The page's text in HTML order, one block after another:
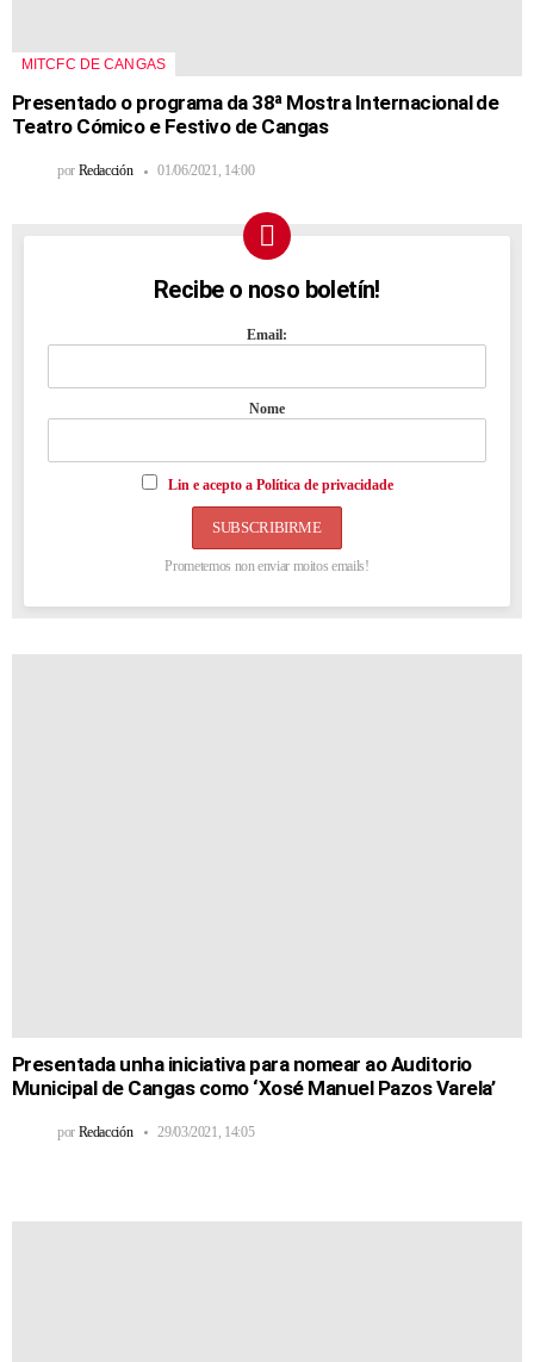
MITCFC DE CANGAS
Presentado o programa da 38ª Mostra Internacional de
Teatro Cómico e Festivo de Cangas
por Redacción 01/06/2021, 14:00
NEWSLETTERRecibe o noso boletín!
Email:
Nome
Lin e acepto a Política de privacidade
Prometemos non enviar moitos emails!
Presentada unha iniciativa para nomear ao Auditorio
Municipal de Cangas como ‘Xosé Manuel Pazos Varela’
por Redacción 29/03/2021, 14:05